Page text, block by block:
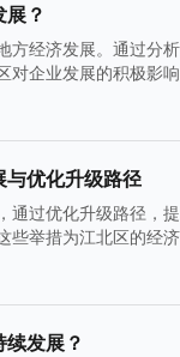
？
经济发展。通过分
企业发展的积极影
优化升级路径
过优化升级路径，
举措为江北区的经
发展？